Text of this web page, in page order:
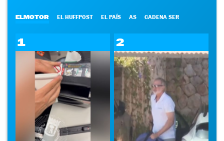
ELMOTOR EL HUFFPOST EL PAÍS AS CADENA SER
1 2